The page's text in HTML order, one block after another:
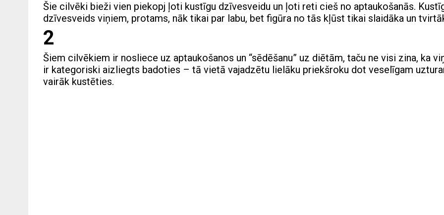
Šie cilvēki bieži vien piekopj ļoti kustīgu dzīvesveidu un ļoti reti cieš no aptaukošanās.
dzīvesveids viņiem, protams, nāk tikai par labu, bet figūra no tās kļūst tikai slaidāka un
2
Šiem cilvēkiem ir nosliece uz aptaukošanos un “sēdēšanu” uz diētām, taču ne visi zina, ka
ir kategoriski aizliegts badoties – tā vietā vajadzētu lielāku priekšroku dot veselīgam
vairāk kustēties.